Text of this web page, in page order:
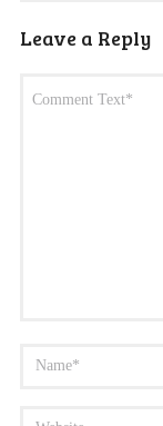
Leave a Reply